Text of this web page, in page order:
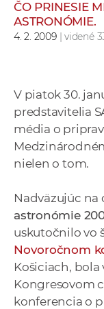
ČO PRINESIE
ASTRONÓMIE.
4. 2. 2009| videné
V piatok 30.
predstavitelia
média o
nielen o tom.
Nadväzujúc na
astronómie
uskutočnilo vo
Novoročnom
Košiciach, bola
Kongresovom
konferencia o